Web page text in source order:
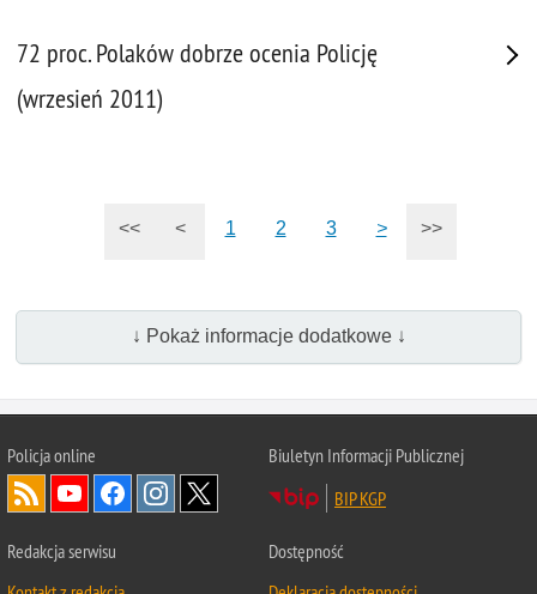
72 proc. Polaków dobrze ocenia Policję
(wrzesień 2011)
<< < 1 2 3 > >>
↓ Pokaż informacje dodatkowe ↓
Policjaonline
Biuletyn Informacji Publicznej
BIP KGP
Redakcja serwisu
Dostępność